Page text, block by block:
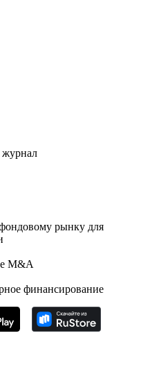
журнал
рынку для
M&A
финансирование